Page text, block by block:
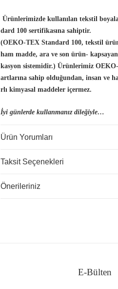
Ürünlerimizde kullanılan tekstil
dard 100 sertifikasına sahiptir.
(OEKO-TEX Standard 100, tekstil
ham madde, ara ve son ürün-
kasyon sistemidir.) Ürünlerimiz
artlarına sahip olduğundan, insan ve
rlı kimyasal maddeler içermez.
İyi günlerde kullanmanız dileğiyle…
Ürün Yorumları
Taksit Seçenekleri
Önerileriniz
E-Bülten